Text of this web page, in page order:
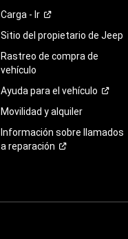
Carga - Ir
Sitio del propietario de Jeep
Rastreo de compra de
vehículo
Ayuda para el vehículo
Movilidad y alquiler
Información sobre llamados
a reparación